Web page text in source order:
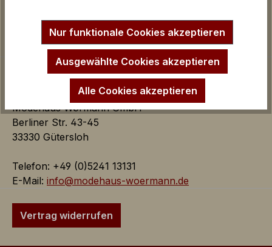
Startseite
Modehaus Wörmann GmbH
Berliner Str. 43-45
33330 Gütersloh
Telefon: +49 (0)5241 13131
E-Mail: info@modehaus-woermann.de
Vertrag widerrufen
Marketing
Inaktiv
Marketing Cookies dienen dazu Werbeanzeigen
auf der Webseite zielgerichtet und individuell über
mehrere Seitenaufrufe und Browsersitzungen zu
Google AdSense:
Das Cookie wird von Google
Werbungseffizienz auf der
Webseite verwendet.
Google Ads:
Nur funktionale Cookies akzeptieren
Ausgewählte Cookies akzeptieren
Alle Cookies akzeptieren